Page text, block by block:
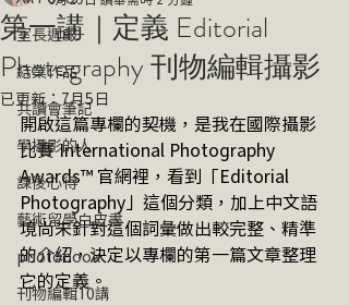
室長週報
結業作品
共讀會筆記
學攝影的人
課後心得
藝術留學白皮書
photobook
刊物編輯10講
第一講｜定義 Editorial
Photography 刊物編輯攝影
已更新：7月5日
開啟這篇專欄的契機，是我在國際攝影
比賽 International Photography
Awards™️ 官網裡，看到「Editorial
Photography」這個分類，加上中文語
境尚未針對這個詞彙做出較完整、精準
的介紹，決定以專欄的第一篇文章整理
它的定義。